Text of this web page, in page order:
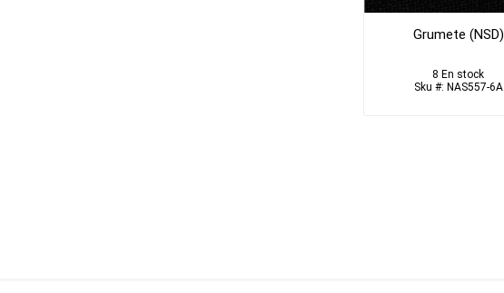
Grumete (NSD)
8 En stock
Sku #: NAS557-6A